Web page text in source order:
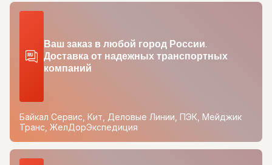
Ваш заказ в любой город России.
Доставка от надежных транспортных
компаний
Байкал Сервис, Кит, Деловые Линии, ПЭК, Мейджик
Транс, ЖелДорЭкспедиция